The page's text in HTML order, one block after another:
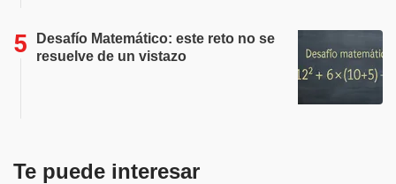
Desafío Matemático: este reto no se
resuelve de un vistazo
Te puede interesar